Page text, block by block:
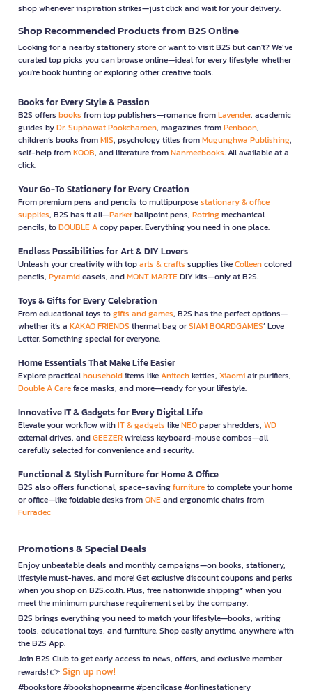
shop whenever inspiration strikes—just click and wait for your delivery.
Shop Recommended Products from B2S Online
Looking for a nearby stationery store or want to visit B2S but can't? We’ve
curated top picks you can browse online—ideal for every lifestyle, whether
you're book hunting or exploring other creative tools.
Books for Every Style & Passion
B2S offers books from top publishers—romance fromLavender, academic
guides byDr. Suphawat Pookcharoen, magazines fromPenboon,
children’s books fromMIS, psychology titles fromMugunghwa Publishing,
self-help fromKOOB, and literature fromNanmeebooks. All available at a
click.
Your Go-To Stationery for Every Creation
From premium pens and pencils to multipurposestationary & office
supplies, B2S has it all—Parkerballpoint pens, Rotringmechanical
pencils, toDOUBLE Acopy paper. Everything you need in one place.
Endless Possibilities for Art & DIY Lovers
Unleash your creativity with toparts & crafts supplies likeColleencolored
pencils, Pyramideasels, andMONT MARTEDIY kits—only at B2S.
Toys & Gifts for Every Celebration
From educational toys togifts and games, B2S has the perfect options—
whether it’s a KAKAO FRIENDS thermal bag orSIAM BOARDGAMES’ Love
Letter. Something special for everyone.
Home Essentials That Make Life Easier
Explore practicalhouseholditems likeAnitechkettles, Xiaomiair purifiers,
Double A Careface masks, and more—ready for your lifestyle.
Innovative IT & Gadgets for Every Digital Life
Elevate your workflow withIT & gadgets likeNEOpaper shredders, WD
external drives, andGEEZERwireless keyboard-mouse combos—all
carefully selected for convenience and security.
Functional & Stylish Furniture for Home & Office
B2S also offers functional, space-savingfurnitureto complete your home
or office—like foldable desks fromONEand ergonomic chairs from
Furradec
Promotions & Special Deals
Enjoy unbeatable deals and monthly campaigns—on books, stationery,
lifestyle must-haves, and more! Get exclusive discount coupons and perks
when you shop on B2S.co.th. Plus, free nationwide shipping* when you
meet the minimum purchase requirement set by the company.
B2S brings everything you need to match your lifestyle—books, writing
tools, educational toys, and furniture. Shop easily anytime, anywhere with
the B2S App.
Join B2S Club to get early access to news, offers, and exclusive member
rewards! 👉 Sign up now!
#bookstore #bookshopnearme #pencilcase #onlinestationery